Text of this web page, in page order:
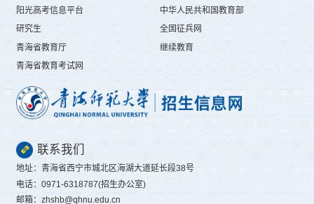
阳光高考信息平台
中华人民共和国教育部
研究生
全国征兵网
青海省教育厅
继续教育
青海省教育考试网
联系我们
地址：青海省西宁市城北区海湖大道延长段38号
电话：0971-6318787(招生办公室)
邮箱：zhshb@qhnu.edu.cn